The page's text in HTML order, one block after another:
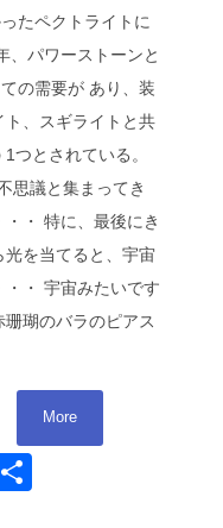
たペクトライトに
、パワーストーンと
の需要が あり、装
、スギライトと共
つとされている。
思議と集まってき
・ 特に、最後にき
を当てると、宇宙
・ 宇宙みたいです
瑚のバラのピアス
More
Line